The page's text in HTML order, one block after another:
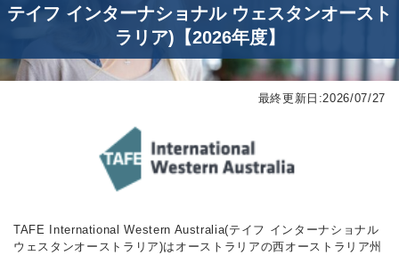
テイフ インターナショナル ウェスタンオースト
ラリア)【2026年度】
最終更新日:2026/07/27
TAFE International Western Australia(テイフ インターナショナル
ウェスタンオーストラリア)はオーストラリアの西オーストラリア州